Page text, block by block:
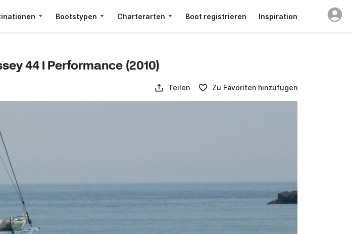
Bootstypen Charterarten Boot registrieren Inspiration
44 I Performance (2010)
Teilen Zu Favoriten hinzufügen